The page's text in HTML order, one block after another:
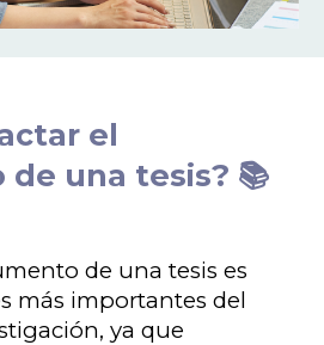
el
una tesis? 📚
de una tesis es
más importantes del
ya que